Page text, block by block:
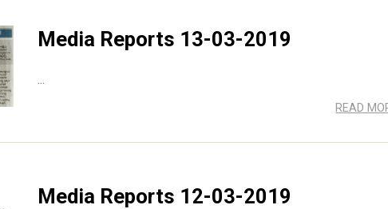
Media Reports 13-03-2019
READ
Media Reports 12-03-2019